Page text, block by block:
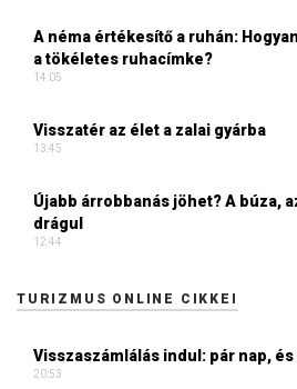
A néma értékesítő a ruhán:
a tökéletes ruhacímke?
14:05
Visszatér az élet a zalai gyárba
13:45
Újabb árrobbanás jöhet? A búza,
drágul
12:44
TURIZMUS ONLINE CIKKEI
Visszaszámlálás indul: pár nap,
20:53